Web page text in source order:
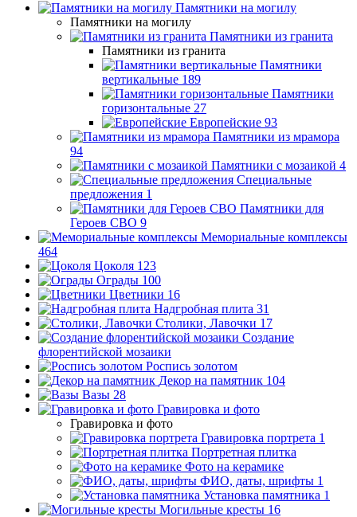
Памятники на могилу
Памятники на могилу
Памятники из гранита
Памятники из гранита
Памятники
вертикальные 189
Памятники
горизонтальные 27
Европейские 93
Памятники из мрамора
94
Памятники с мозаикой 4
Специальные
предложения 1
Памятники для
Героев СВО 9
Мемориальные комплексы
464
Цоколя 123
Ограды 100
Цветники 16
Надгробная плита 31
Столики, Лавочки 17
Создание
флорентийской мозаики
Роспись золотом
Декор на памятник 104
Вазы 28
Гравировка и фото
Гравировка и фото
Гравировка портрета 1
Портретная плитка
Фото на керамике
ФИО, даты, шрифты 1
Установка памятника 1
Могильные кресты 16